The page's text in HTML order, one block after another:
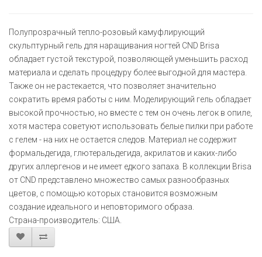
Полупрозрачный тепло-розовый камуфлирующий
скульптурный гель для наращивания ногтей CND Brisa
обладает густой текстурой, позволяющей уменьшить расход
материала и сделать процедуру более выгодной для мастера.
Также он не растекается, что позволяет значительно
сократить время работы с ним. Моделирующий гель обладает
высокой прочностью, но вместе с тем он очень легок в опиле,
хотя мастера советуют использовать белые пилки при работе
с гелем - на них не остается следов. Материал не содержит
формальдегида, глютеральдегида, акрилатов и каких-либо
других аллергенов и не имеет едкого запаха. В коллекции Brisa
от CND представлено множество самых разнообразных
цветов, с помощью которых становится возможным
создание идеального и неповторимого образа.
Страна-производитель: США.